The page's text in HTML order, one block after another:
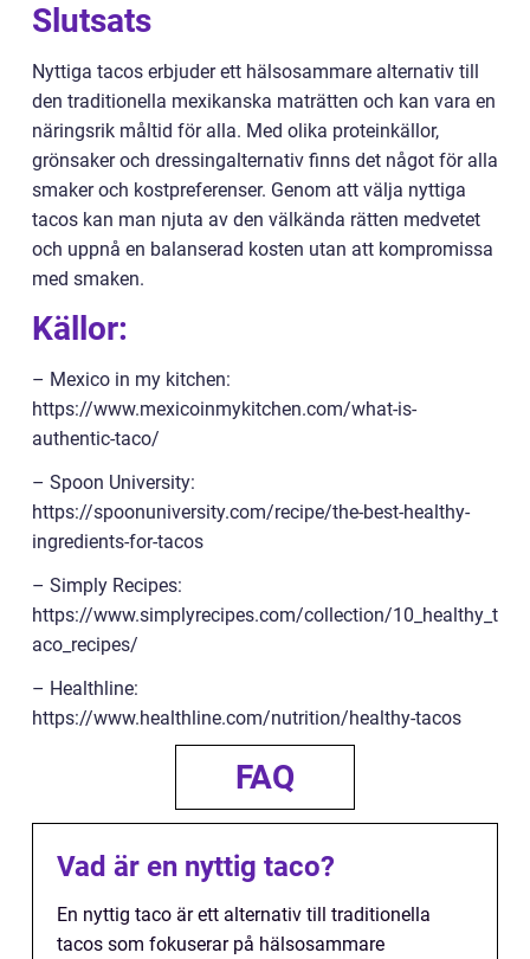
Slutsats
Nyttiga tacos erbjuder ett hälsosammare alternativ till
den traditionella mexikanska maträtten och kan vara en
näringsrik måltid för alla. Med olika proteinkällor,
grönsaker och dressingalternativ finns det något för alla
smaker och kostpreferenser. Genom att välja nyttiga
tacos kan man njuta av den välkända rätten medvetet
och uppnå en balanserad kosten utan att kompromissa
med smaken.
Källor:
– Mexico in my kitchen:
https://www.mexicoinmykitchen.com/what-is-
authentic-taco/
– Spoon University:
https://spoonuniversity.com/recipe/the-best-healthy-
ingredients-for-tacos
– Simply Recipes:
https://www.simplyrecipes.com/collection/10_healthy_t
aco_recipes/
– Healthline:
https://www.healthline.com/nutrition/healthy-tacos
FAQ
Vad är en nyttig taco?
En nyttig taco är ett alternativ till traditionella
tacos som fokuserar på hälsosammare